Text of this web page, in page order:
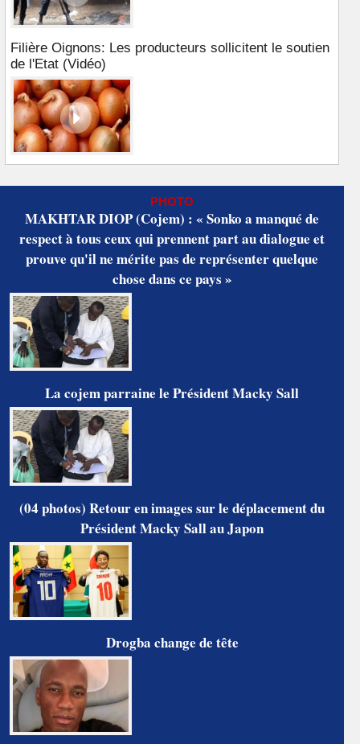
Filière Oignons: Les producteurs sollicitent le soutien
de l'Etat (Vidéo)
PHOTO
MAKHTAR DIOP (Cojem) : « Sonko a manqué de
respect à tous ceux qui prennent part au dialogue et
prouve qu'il ne mérite pas de représenter quelque
chose dans ce pays »
La cojem parraine le Président Macky Sall
(04 photos) Retour en images sur le déplacement du
Président Macky Sall au Japon
Drogba change de tête